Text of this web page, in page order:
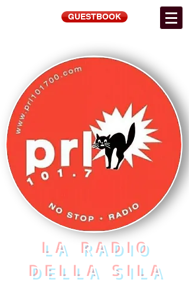
GUESTBOOK
LA RADIO
DELLA SILA